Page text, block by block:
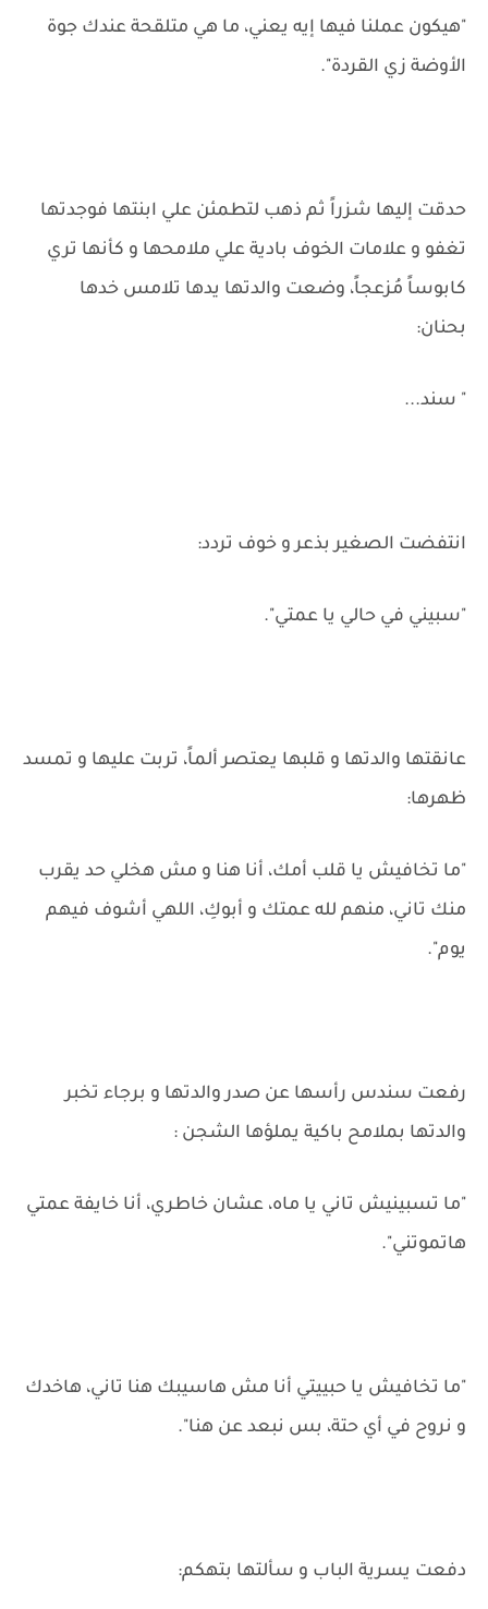
"هيكون عملنا فيها إيه يعني، ما هي متلقحة عندك جوة
الأوضة زي القردة".
حدقت إليها شزراً ثم ذهب لتطمئن علي ابنتها فوجدتها
تغفو و علامات الخوف بادية علي ملامحها و كأنها تري
كابوساً مُزعجاً، وضعت والدتها يدها تلامس خدها
بحنان:
" سند...
انتفضت الصغير بذعر و خوف تردد:
"سبيني في حالي يا عمتي".
عانقتها والدتها و قلبها يعتصر ألماً، تربت عليها و تمسد
ظهرها:
"ما تخافيش يا قلب أمك، أنا هنا و مش هخلي حد يقرب
منك تاني، منهم لله عمتك و أبوكِ، اللهي أشوف فيهم
يوم".
رفعت سندس رأسها عن صدر والدتها و برجاء تخبر
والدتها بملامح باكية يملؤها الشجن :
"ما تسبينيش تاني يا ماه، عشان خاطري، أنا خايفة عمتي
هاتموتني".
"ما تخافيش يا حبييتي أنا مش هاسيبك هنا تاني، هاخدك
و نروح في أي حتة، بس نبعد عن هنا".
دفعت يسرية الباب و سألتها بتهكم: